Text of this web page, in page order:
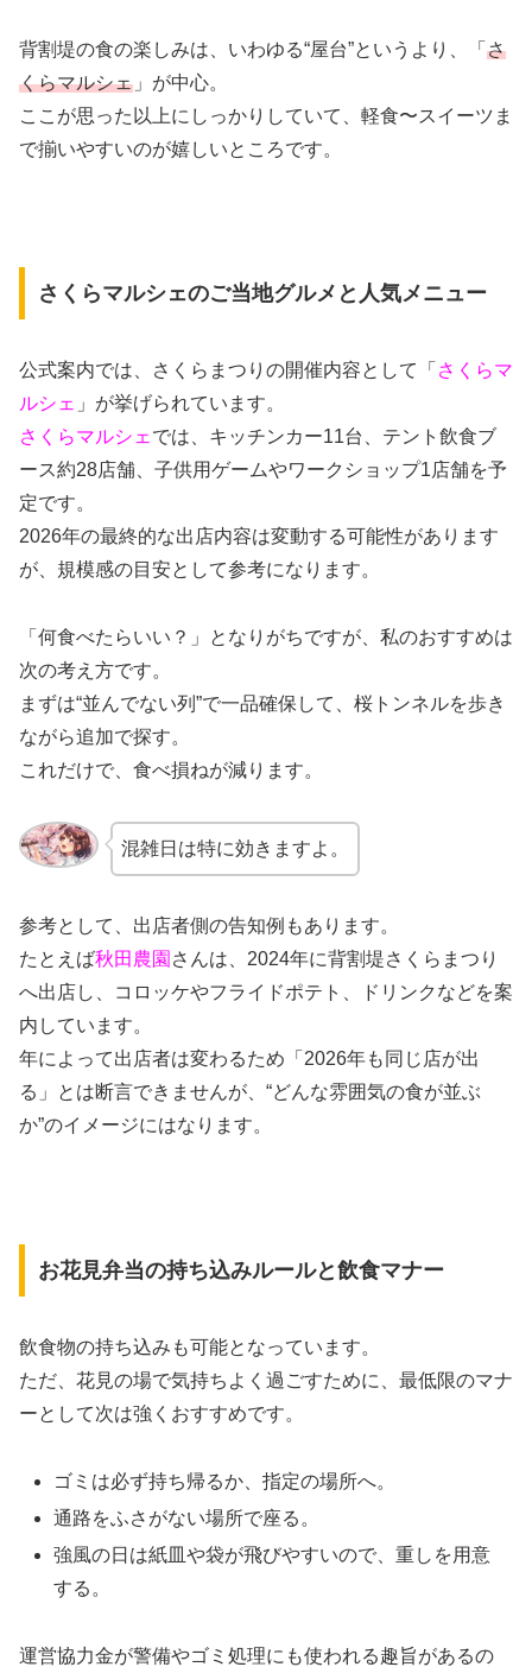
背割堤の食の楽しみは、いわゆる“屋台”というより、「 さ
くらマルシェ 」が中心。
ここが思った以上にしっかりしていて、軽食〜スイーツま
で揃いやすいのが嬉しいところです。
さくらマルシェのご当地グルメと人気メニュー
公式案内では、さくらまつりの開催内容として「 さくらマ
ルシェ 」が挙げられています。
さくらマルシェ では、キッチンカー11台、テント飲食ブ
ース約28店舗、子供用ゲームやワークショップ1店舗を予
定です。
2026年の最終的な出店内容は変動する可能性があります
が、規模感の目安として参考になります。
「何食べたらいい？」となりがちですが、私のおすすめは
次の考え方です。
まずは“並んでない列”で一品確保して、桜トンネルを歩き
ながら追加で探す。
これだけで、食べ損ねが減ります。
混雑日は特に効きますよ。
参考として、出店者側の告知例もあります。
たとえば秋田農園 さんは、2024年に背割堤さくらまつり
へ出店し、コロッケやフライドポテト、ドリンクなどを案
内しています。
年によって出店者は変わるため「2026年も同じ店が出
る」とは断言できませんが、“どんな雰囲気の食が並ぶ
か”のイメージにはなります。
お花見弁当の持ち込みルールと飲食マナー
飲食物の持ち込みも可能となっています。
ただ、花見の場で気持ちよく過ごすために、最低限のマナ
ーとして次は強くおすすめです。
ゴミは必ず持ち帰るか、指定の場所へ。
通路をふさがない場所で座る。
強風の日は紙皿や袋が飛びやすいので、重しを用意
する。
運営協力金が警備やゴミ処理にも使われる趣旨があるの